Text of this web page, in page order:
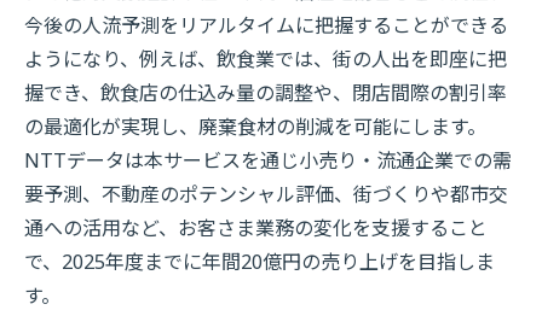
今後の人流予測をリアルタイムに把握することができる
ようになり、例えば、飲食業では、街の人出を即座に把
握でき、飲食店の仕込み量の調整や、閉店間際の割引率
の最適化が実現し、廃棄食材の削減を可能にします。
NTTデータは本サービスを通じ小売り・流通企業での需
要予測、不動産のポテンシャル評価、街づくりや都市交
通への活用など、お客さま業務の変化を支援すること
で、2025年度までに年間20億円の売り上げを目指しま
す。